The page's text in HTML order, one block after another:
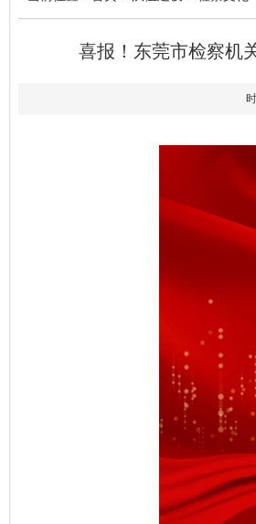
喜报！东莞市检察机